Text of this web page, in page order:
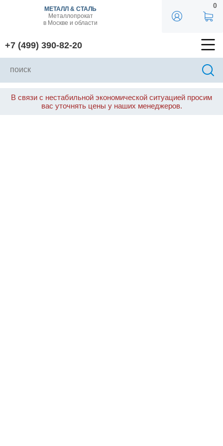
МЕТАЛЛ & СТАЛЬ
Металлопрокат
в Москве и области
+7 (499) 390-82-20
0
В связи с нестабильной экономической ситуацией просим
вас уточнять цены у наших менеджеров.